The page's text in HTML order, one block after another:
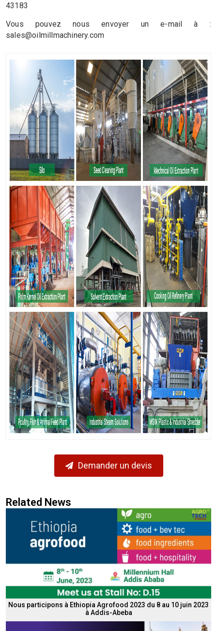
43183
Vous pouvez nous envoyer un e-mail à :
sales@oilmillmachinery.com
Demander un devis
Related News
Nous participons à Ethiopia Agrofood 2023 du 8 au 10 juin 2023
à Addis-Abeba